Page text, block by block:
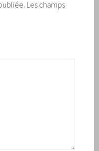
Les champs